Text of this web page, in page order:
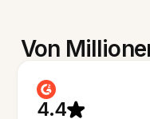
Von
4.4